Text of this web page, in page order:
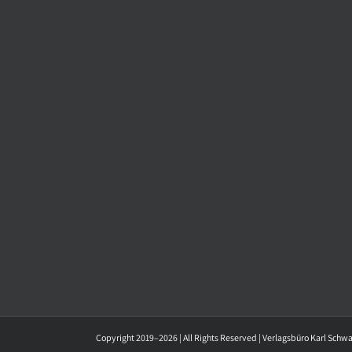
Copyright 2019–2026 | All Rights Reserved | Verlagsbüro Karl